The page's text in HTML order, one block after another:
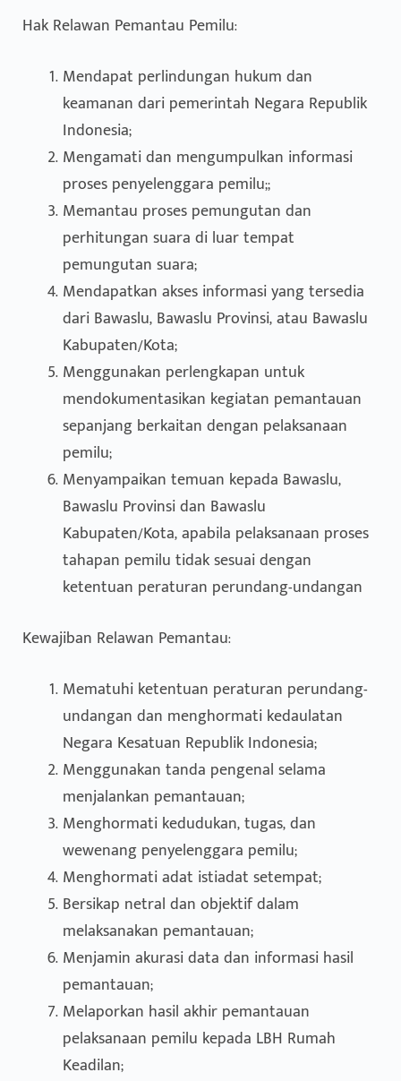
Hak Relawan Pemantau Pemilu:
Mendapat perlindungan hukum dan
keamanan dari pemerintah Negara Republik
Indonesia;
Mengamati dan mengumpulkan informasi
proses penyelenggara pemilu;;
Memantau proses pemungutan dan
perhitungan suara di luar tempat
pemungutan suara;
Mendapatkan akses informasi yang tersedia
dari Bawaslu, Bawaslu Provinsi, atau Bawaslu
Kabupaten/Kota;
Menggunakan perlengkapan untuk
mendokumentasikan kegiatan pemantauan
sepanjang berkaitan dengan pelaksanaan
pemilu;
Menyampaikan temuan kepada Bawaslu,
Bawaslu Provinsi dan Bawaslu
Kabupaten/Kota, apabila pelaksanaan proses
tahapan pemilu tidak sesuai dengan
ketentuan peraturan perundang-undangan
Kewajiban Relawan Pemantau:
Mematuhi ketentuan peraturan perundang-
undangan dan menghormati kedaulatan
Negara Kesatuan Republik Indonesia;
Menggunakan tanda pengenal selama
menjalankan pemantauan;
Menghormati kedudukan, tugas, dan
wewenang penyelenggara pemilu;
Menghormati adat istiadat setempat;
Bersikap netral dan objektif dalam
melaksanakan pemantauan;
Menjamin akurasi data dan informasi hasil
pemantauan;
Melaporkan hasil akhir pemantauan
pelaksanaan pemilu kepada LBH Rumah
Keadilan;